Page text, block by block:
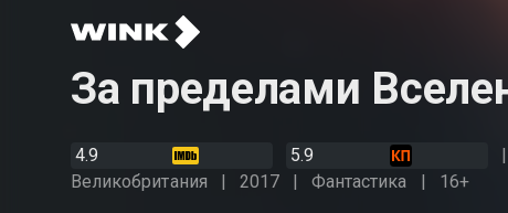
За пределами
4.9
5.9
Великобритания
2017 Фантастика 16+